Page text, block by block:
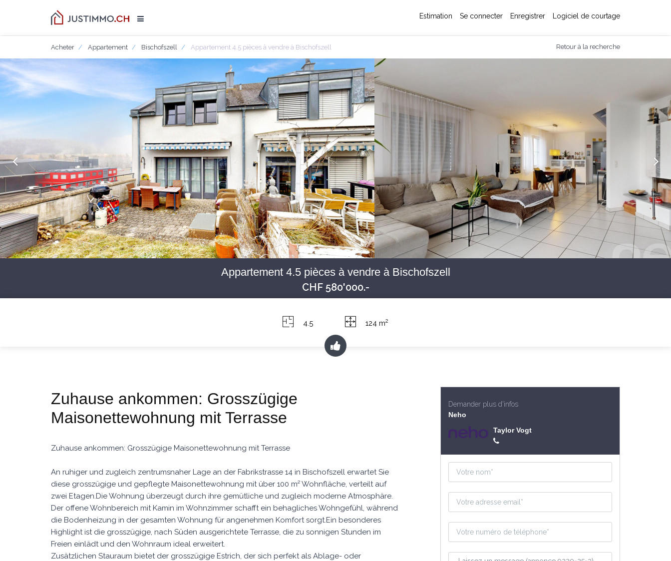
Estimation Se connecter Enregistrer Logiciel de courtage
Acheter Appartement Bischofszell Appartement 4.5 pièces à vendre à Bischofszell Retour à la recherche
Appartement 4.5 pièces à vendre à Bischofszell
CHF 580'000.-
4.5 124 m2
Zuhause ankommen: Grosszügige
Maisonettewohnung mit Terrasse
Zuhause ankommen: Grosszügige Maisonettewohnung mit Terrasse
An ruhiger und zugleich zentrumsnaher Lage an der Fabrikstrasse 14 in Bischofszell erwartet Sie
diese grosszügige und gepflegte Maisonettewohnung mit über 100 m² Wohnfläche, verteilt auf
zwei Etagen.Die Wohnung überzeugt durch ihre gemütliche und zugleich moderne Atmosphäre.
Der offene Wohnbereich mit Kamin im Wohnzimmer schafft ein behagliches Wohngefühl, während
die Bodenheizung in der gesamten Wohnung für angenehmen Komfort sorgt.Ein besonderes
Highlight ist die grosszügige, nach Süden ausgerichtete Terrasse, die zu sonnigen Stunden im
Freien einlädt und den Wohnraum ideal erweitert.
Zusätzlichen Stauraum bietet der grosszügige Estrich, der sich perfekt als Ablage- oder
Demander plus d'infos
Neho
Taylor Vogt